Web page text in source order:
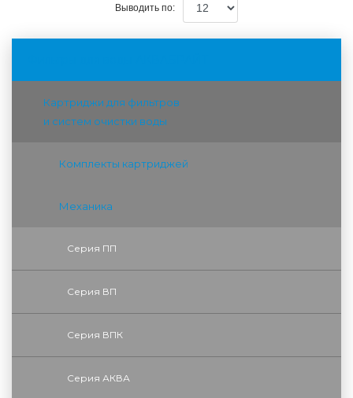
Картриджи для фильтров
и систем очистки воды
Комплекты картриджей
Механика
Серия ПП
Серия ВП
Серия ВПК
Серия АКВА
Выводить по: